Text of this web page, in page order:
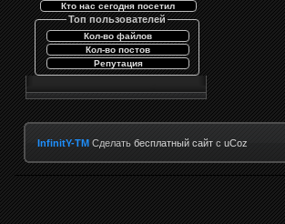
Кто нас сегодня посетил
Топ пользователей
Кол-во файлов
Кол-во постов
Репутация
InfinitY-TM Сделать бесплатный сайт с uCoz